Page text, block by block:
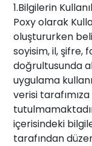
1.Bilgilerin
Poxy olarak
oluştururken
soyisim, il, şifre,
doğrultusunda
uygulama
verisi
içerisindeki
tarafından